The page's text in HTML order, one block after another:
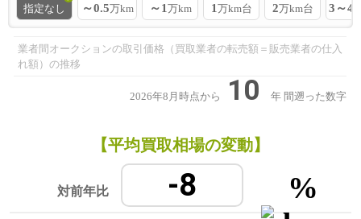
指定なし ～0.5万km ～1 万km 1 万km台 2万km台 3～4
業者間オークションの取引価格（買取業者の転売額＝販売業者の仕入
れ額）の推移
2026年8月時点から 10 年 間遡った数字
【平均買取相場の変動】
対前年比 -8 %